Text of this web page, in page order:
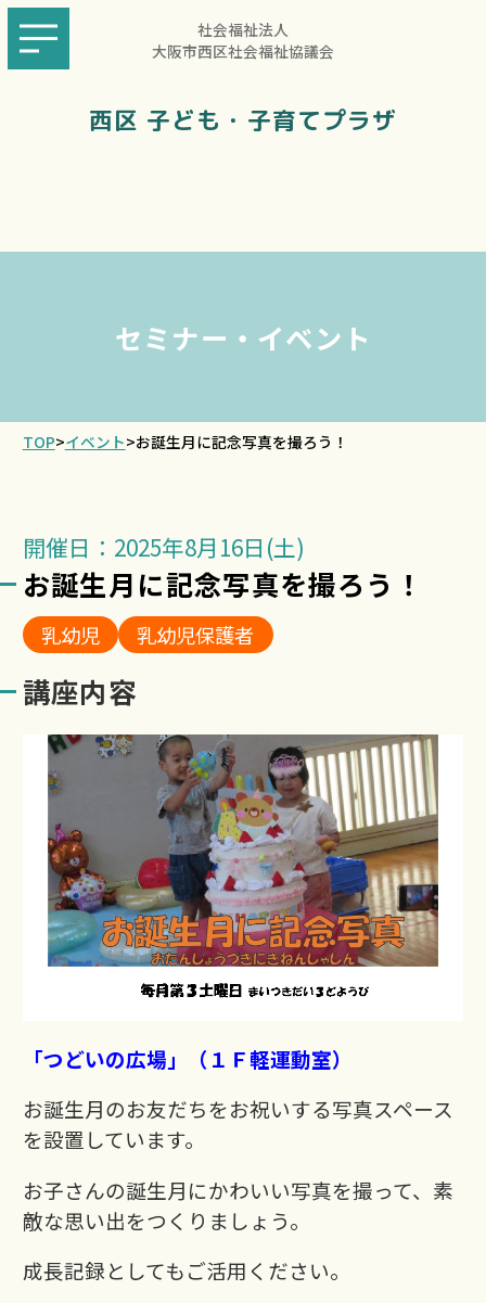
社会福祉法人
大阪市西区社会福祉協議会
西区 子ども・子育てプラザ
セミナー・イベント
TOP>イベント>お誕生月に記念写真を撮ろう！
開催日：2025年8月16日(土)
お誕生月に記念写真を撮ろう！
乳幼児 乳幼児保護者
講座内容
「つどいの広場」（１Ｆ軽運動室）
お誕生月のお友だちをお祝いする写真スペース
を設置しています。
お子さんの誕生月にかわいい写真を撮って、素
敵な思い出をつくりましょう。
成長記録としてもご活用ください。